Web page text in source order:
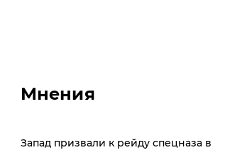
Мнения
Запад призвали к рейду спецназа в